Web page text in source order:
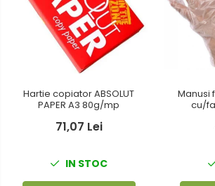
Hartie copiator ABSOLUT
PAPER A3 80g/mp
71,07 Lei
IN STOC
Manusi